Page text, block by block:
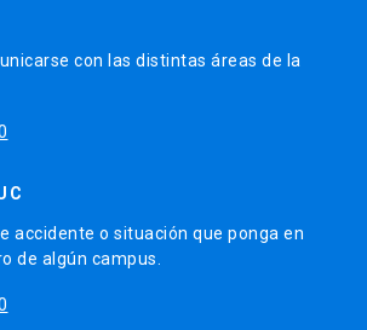
con las distintas áreas de la
accidente o situación que ponga en
de algún campus.